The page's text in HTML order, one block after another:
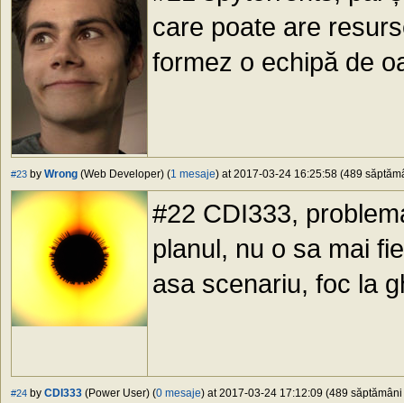
care poate are
formez o echipă de
#23 by Wrong (Web Developer) (1 mesaje) at 2017-03-24 16:25:58 (489
#22 CDI333,
planul, nu o sa mai
asa scenariu, foc la
#24 by CDI333 (Power User) (0 mesaje) at 2017-03-24 17:12:09 (489